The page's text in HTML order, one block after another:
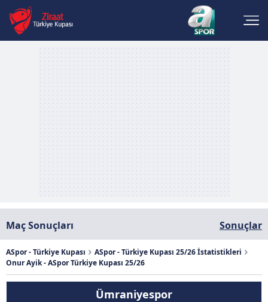
Maç Sonuçları Sonuçlar
ASpor - Türkiye Kupası
ASpor - Türkiye Kupası 25/26 İstatistikleri
Onur Ayik - ASpor Türkiye Kupası 25/26
Ümraniyespor